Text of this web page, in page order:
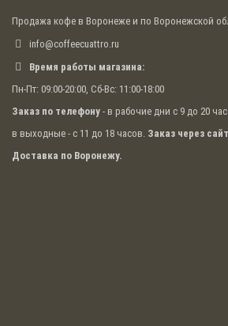
Представляет собой насадку
позволяющую вливать
тонкой струей, не
капучино. Может
коктейлей на основе кофе.
Джиггер
Аксессуар бариста,
объема жидкостей.
Продажа кофе в Воронеже и по Воронежской
info@coffeecuattro.ru
Время работы магазина:
Пн-Пт: 09:00-20:00, Сб-Вс: 11:00-18:00
Заказ по телефону - в рабочие дни с 9 до 20
в выходные - с 11 до 18 часов. Заказ через
Доставка по Воронежу.